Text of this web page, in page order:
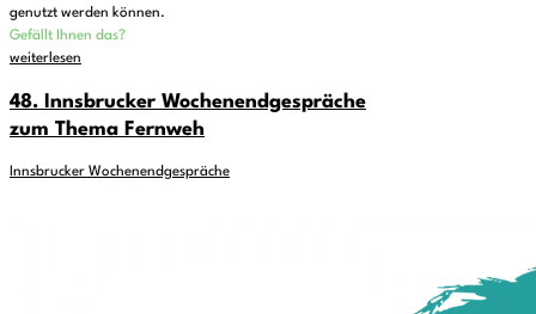
genutzt werden können.
Gefällt Ihnen das?
weiterlesen
48. Innsbrucker Wochenendgespräche
zum Thema Fernweh
Innsbrucker Wochenendgespräche